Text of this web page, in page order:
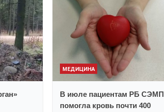
МЕДИЦИНА
В июле пациентам РБ СЭМП
помогла кровь почти 400